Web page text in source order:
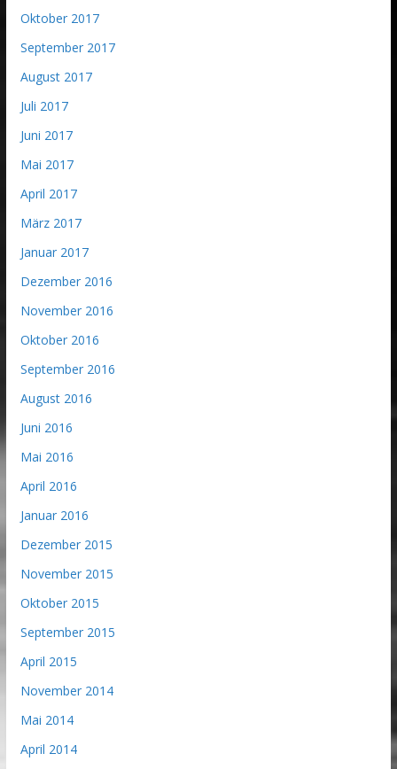
Oktober 2017
September 2017
August 2017
Juli 2017
Juni 2017
Mai 2017
April 2017
März 2017
Januar 2017
Dezember 2016
November 2016
Oktober 2016
September 2016
August 2016
Juni 2016
Mai 2016
April 2016
Januar 2016
Dezember 2015
November 2015
Oktober 2015
September 2015
April 2015
November 2014
Mai 2014
April 2014